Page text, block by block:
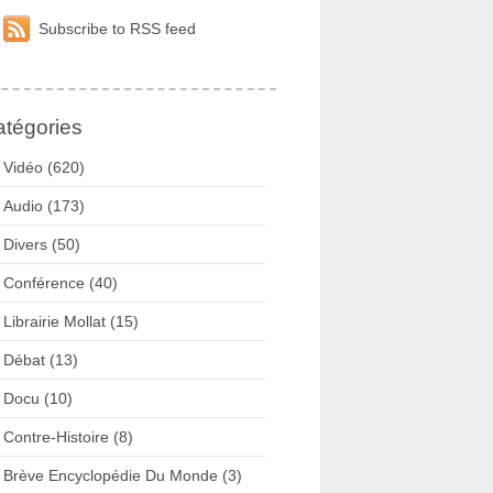
Subscribe to RSS feed
Vidéo (620)
Audio (173)
Divers (50)
Conférence (40)
Librairie Mollat (15)
Débat (13)
Docu (10)
Contre-Histoire (8)
Brève Encyclopédie Du Monde (3)